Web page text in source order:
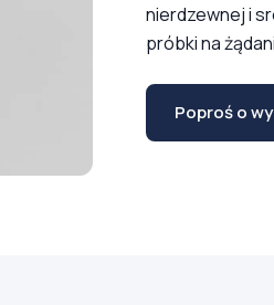
nierdzewnej i
próbki na
Poproś o